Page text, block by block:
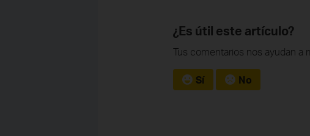
¿Es útil este artículo?
Tus comentarios nos ayudan a
Sí No